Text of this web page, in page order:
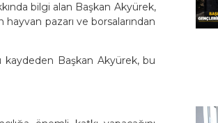
bilgi alan Başkan Akyürek,
pazarı ve borsalarından
kaydeden Başkan Akyürek, bu